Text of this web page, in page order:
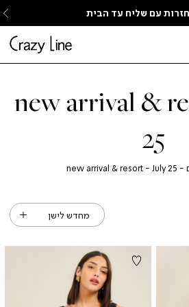
עם שליח עד הבית
new arrival &
25
מבצעים
new arrival & resort - July 25
new
resort
-